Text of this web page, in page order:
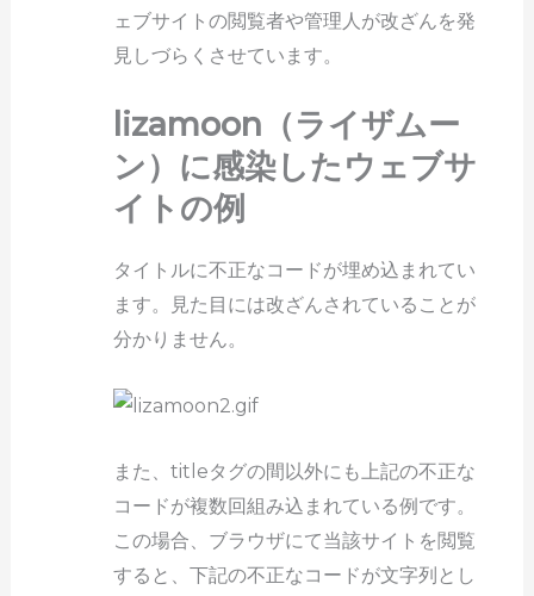
ェブサイトの閲覧者や管理人が改ざんを発
見しづらくさせています。
lizamoon（ライザムー
ン）に感染したウェブサ
イトの例
タイトルに不正なコードが埋め込まれてい
ます。見た目には改ざんされていることが
分かりません。
また、titleタグの間以外にも上記の不正な
コードが複数回組み込まれている例です。
この場合、ブラウザにて当該サイトを閲覧
すると、下記の不正なコードが文字列とし